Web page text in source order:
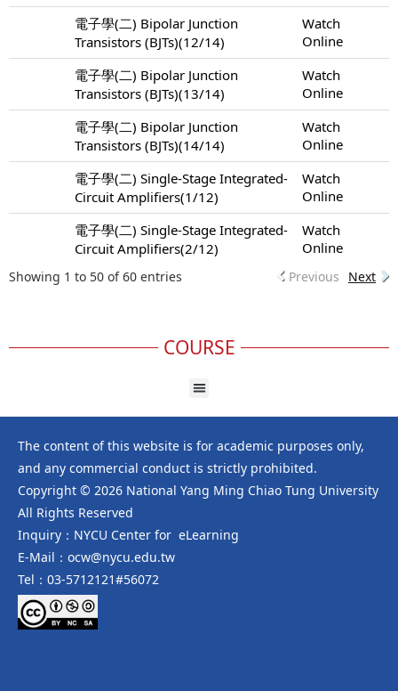
電子學(二) Bipolar Junction
Transistors (BJTs)(12/14)
Watch
Online
電子學(二) Bipolar Junction
Transistors (BJTs)(13/14)
Watch
Online
電子學(二) Bipolar Junction
Transistors (BJTs)(14/14)
Watch
Online
電子學(二) Single-Stage Integrated-
Circuit Amplifiers(1/12)
Watch
Online
電子學(二) Single-Stage Integrated-
Circuit Amplifiers(2/12)
Watch
Online
Showing 1 to 50 of 60 entries Previous Next
COURSE
The content of this website is for academic purposes only,
and any commercial conduct is strictly prohibited.
Copyright © 2026 National Yang Ming Chiao Tung University
All Rights Reserved
Inquiry：NYCU Center for eLearning
E-Mail：ocw@nycu.edu.tw
Tel：03-5712121#56072